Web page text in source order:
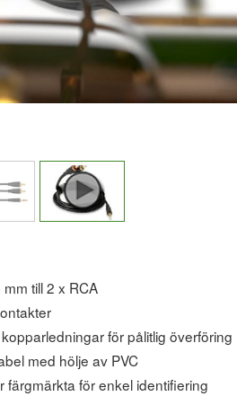
till 2 x RCA
för pålitlig överföring
med hölje av PVC
färgmärkta för enkel identifiering